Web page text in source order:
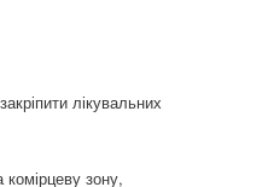
лікувальних
зону,